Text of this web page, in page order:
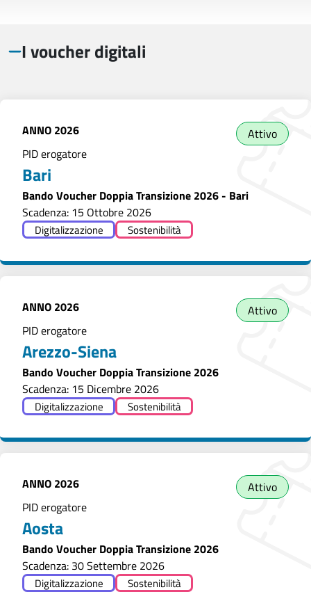
I voucher digitali
ANNO 2026
Attivo
PID erogatore
Bari
Bando Voucher Doppia Transizione 2026 - Bari
Scadenza: 15 Ottobre 2026
Digitalizzazione Sostenibilità
ANNO 2026
Attivo
PID erogatore
Arezzo-Siena
Bando Voucher Doppia Transizione 2026
Scadenza: 15 Dicembre 2026
Digitalizzazione Sostenibilità
ANNO 2026
Attivo
PID erogatore
Aosta
Bando Voucher Doppia Transizione 2026
Scadenza: 30 Settembre 2026
Digitalizzazione Sostenibilità